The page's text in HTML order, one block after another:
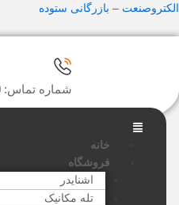
پرش
الکتروصنعت – بازرگانی ستوده
شماره تماس: 02133118060
Main
Menu خانه
فروشگاه
اشنایدر
تله مکانیک